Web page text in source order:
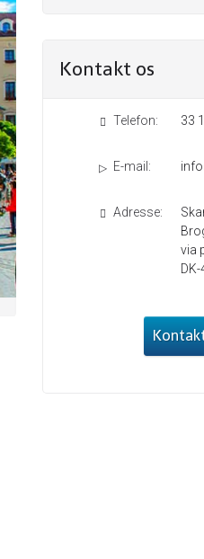
Kontakt os
Telefon: 33
E-mail:
Adresse:
via